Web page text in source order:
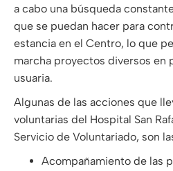
a cabo una búsqueda
que se puedan hacer para
estancia en el Centro, lo que
marcha proyectos diversos en
usuaria.
Algunas de las acciones que
voluntarias del Hospital San
Servicio de Voluntariado, son
Acompañamiento de las